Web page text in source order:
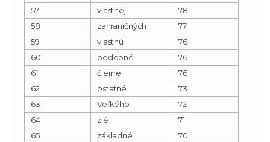
57
vlastnej
78
58
zahraničných
77
59
vlastnú
76
60
podobné
76
61
čierne
76
62
ostatné
73
63
Veľkého
72
64
zlé
71
65
základné
70